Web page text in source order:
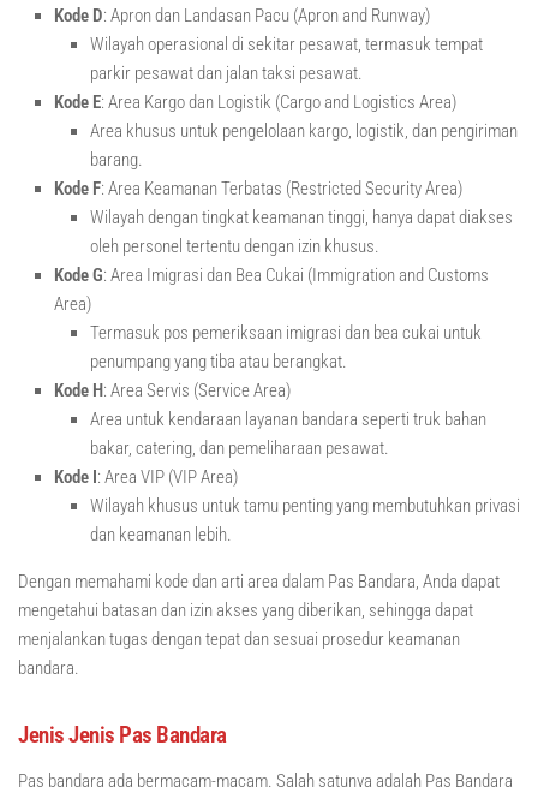
Kode D: Apron dan Landasan Pacu (Apron and Runway)
Wilayah operasional di sekitar pesawat, termasuk tempat
parkir pesawat dan jalan taksi pesawat.
Kode E: Area Kargo dan Logistik (Cargo and Logistics Area)
Area khusus untuk pengelolaan kargo, logistik, dan pengiriman
barang.
Kode F: Area Keamanan Terbatas (Restricted Security Area)
Wilayah dengan tingkat keamanan tinggi, hanya dapat diakses
oleh personel tertentu dengan izin khusus.
Kode G: Area Imigrasi dan Bea Cukai (Immigration and Customs
Area)
Termasuk pos pemeriksaan imigrasi dan bea cukai untuk
penumpang yang tiba atau berangkat.
Kode H: Area Servis (Service Area)
Area untuk kendaraan layanan bandara seperti truk bahan
bakar, catering, dan pemeliharaan pesawat.
Kode I : Area VIP (VIP Area)
Wilayah khusus untuk tamu penting yang membutuhkan privasi
dan keamanan lebih.
Dengan memahami kode dan arti area dalam Pas Bandara, Anda dapat
mengetahui batasan dan izin akses yang diberikan, sehingga dapat
menjalankan tugas dengan tepat dan sesuai prosedur keamanan
bandara.
Jenis Jenis Pas Bandara
Pas bandara ada bermacam-macam. Salah satunya adalah Pas Bandara